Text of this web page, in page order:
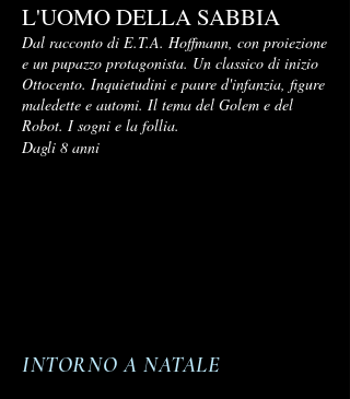
L'UOMO DELLA SABBIA
Dal racconto di E.T.A. Hoffmann, con proiezione
e un pupazzo protagonista. Un classico di inizio
Ottocento. Inquietudini e paure d'infanzia, figure
maledette e automi. Il tema del Golem e del
Robot. I sogni e la follia.
Dagli 8 anni
INTORNO A NATALE